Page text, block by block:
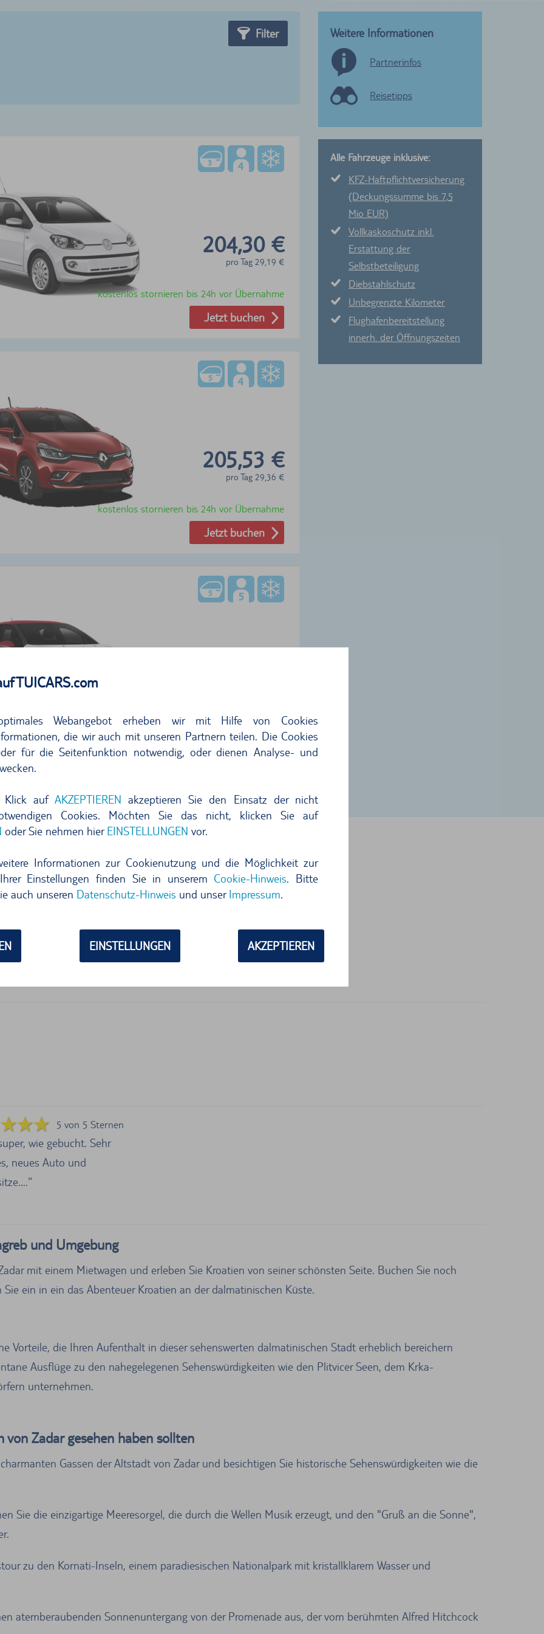
TUICARS.com
Webangebot erheben wir mit Hilfe von Cookies
die wir auch mit unseren Partnern teilen. Die Cookies
für die Seitenfunktion notwendig, oder dienen Analyse- und
Klick auf AKZEPTIEREN akzeptieren Sie den Einsatz der nicht
Cookies. Möchten Sie das nicht, klicken Sie auf
oder Sie nehmen hierEINSTELLUNGEN vor.
Informationen zur Cookienutzung und die Möglichkeit zur
Einstellungen finden Sie in unserem Cookie-Hinweis. Bitte
auch unseren Datenschutz-Hinweis und unserImpressum.
EINSTELLUNGEN AKZEPTIEREN
Filter
204,30 €
pro Tag 29,19 €
kostenlos stornieren bis 24h vor Übernahme
Jetzt buchen
205,53 €
pro Tag 29,36 €
kostenlos stornieren bis 24h vor Übernahme
Jetzt buchen
kostenlos stornieren bis 24h vor Übernahme
Jetzt buchen
Angebote anzeigen
Weitere Informationen
Partnerinfos
Reisetipps
Alle Fahrzeuge inklusive:
KFZ-Haftpflichtversicherung
(Deckungssumme bis 7,5
Mio EUR)
Vollkaskoschutz inkl.
Erstattung der
Selbstbeteiligung
Diebstahlschutz
Unbegrenzte Kilometer
Flughafenbereitstellung
innerh. der Öffnungszeiten
SICH VOR ORT
5 von 5 Sternen
wie gebucht. Sehr
neues Auto und
und Umgebung
mit einem Mietwagen und erleben Sie Kroatien von seiner schönsten Seite. Buchen Sie noch
ein in ein das Abenteuer Kroatien an der dalmatinischen Küste.
Vorteile, die Ihren Aufenthalt in dieser sehenswerten dalmatinischen Stadt erheblich bereichern
Ausflüge zu den nahegelegenen Sehenswürdigkeiten wie den Plitvicer Seen, dem Krka-
unternehmen.
von Zadar gesehen haben sollten
Gassen der Altstadt von Zadar und besichtigen Sie historische Sehenswürdigkeiten wie die
Sie die einzigartige Meeresorgel, die durch die Wellen Musik erzeugt, und den "Gruß an die Sonne",
zu den Kornati-Inseln, einem paradiesischen Nationalpark mit kristallklarem Wasser und
atemberaubenden Sonnenuntergang von der Promenade aus, der vom berühmten Alfred Hitchcock